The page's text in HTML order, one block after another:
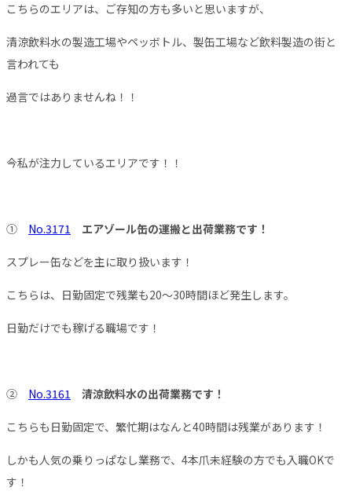
こちらのエリアは、ご存知の方も多いと思いますが、
清涼飲料水の製造工場やペッボトル、製缶工場など飲料製造の街と
言われても
過言ではありませんね！！
今私が注力しているエリアです！！
① No.3171 エアゾール缶の運搬と出荷業務です！
スプレー缶などを主に取り扱います！
こちらは、日勤固定で残業も20～30時間ほど発生します。
日勤だけでも稼げる職場です！
② No.3161 清涼飲料水の出荷業務です！
こちらも日勤固定で、繁忙期はなんと40時間は残業があります！
しかも人気の乗りっぱなし業務で、4本爪未経験の方でも入職OKで
す！